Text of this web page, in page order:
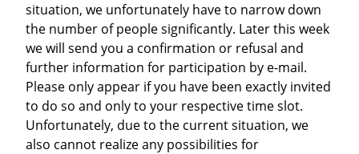
situation, we unfortunately have to narrow down
the number of people significantly. Later this week
we will send you a confirmation or refusal and
further information for participation by e-mail.
Please only appear if you have been exactly invited
to do so and only to your respective time slot.
Unfortunately, due to the current situation, we
also cannot realize any possibilities for